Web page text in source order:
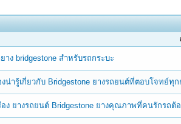
าง bridgestone สำหรับรถกระบะ
งน่ารู้เกี่ยวกับ Bridgestone ยางรถยนต์ที่ตอบโจทย์ทุ
อง ยางรถยนต์ Bridgestone ยางคุณภาพที่คนรักรถต้อ